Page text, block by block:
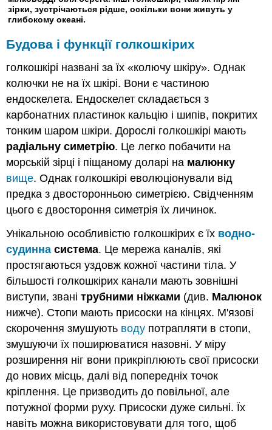
зірки, зустрічаються рідше, оскільки вони живуть у
глибокому океані.
Будова і функції голкошкірих
голкошкірі названі за їх «колючу шкіру». Однак
колючки не на їх шкірі. Вони є частиною
ендоскелета. Ендоскелет складається з
карбонатних пластинок кальцію і шипів, покритих
тонким шаром шкіри. Дорослі голкошкірі мають
радіальну симетрію. Це легко побачити на
морській зірці і піщаному доларі на малюнку
вище. Однак голкошкірі еволюціонували від
предка з двосторонньою симетрією. Свідченням
цього є двостороння симетрія їх личинок.
Унікальною особливістю голкошкірих є їх водно-
судинна система. Це мережа каналів, які
простягаються уздовж кожної частини тіла. У
більшості голкошкірих канали мають зовнішні
виступи, званітрубними ніжками (див. Малюнок
нижче). Стопи мають присоски на кінцях. М'язові
скорочення змушують воду потрапляти в стопи,
змушуючи їх поширюватися назовні. У міру
розширення ніг вони прикріплюють свої присоски
до нових місць, далі від попередніх точок
кріплення. Це призводить до повільної, але
потужної форми руху. Присоски дуже сильні. Їх
навіть можна використовувати для того, щоб